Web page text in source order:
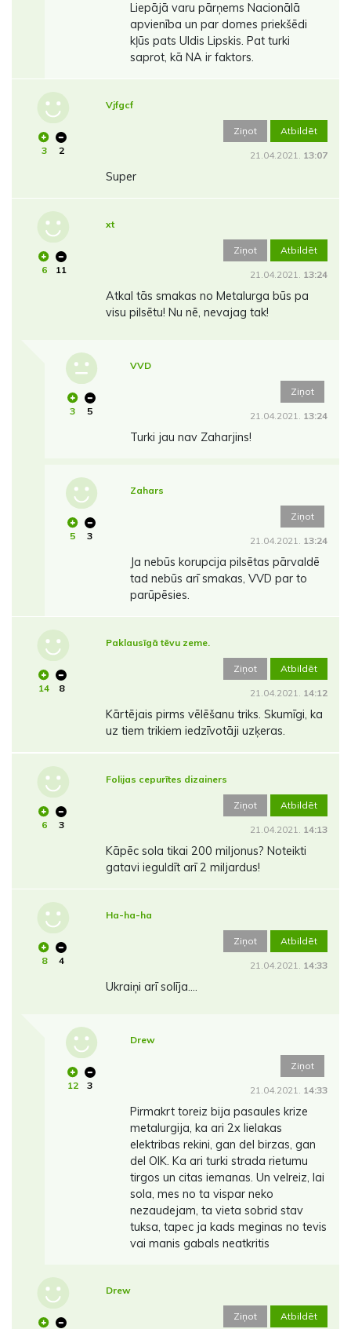
Liepājā varu pārņems Nacionālā
apvienība un par domes priekšēdi
kļūs pats Uldis Lipskis. Pat turki
saprot, kā NA ir faktors.
3 2
Vjfgcf
Ziņot Atbildēt
21.04.2021. 13:07
Super
6 11
xt
Ziņot Atbildēt
21.04.2021. 13:24
Atkal tās smakas no Metalurga būs pa
visu pilsētu! Nu nē, nevajag tak!
3 5
VVD
Ziņot
21.04.2021. 13:24
Turki jau nav Zaharjins!
5 3
Zahars
Ziņot
21.04.2021. 13:24
Ja nebūs korupcija pilsētas pārvaldē
tad nebūs arī smakas, VVD par to
parūpēsies.
14 8
Paklausīgā tēvu zeme.
Ziņot Atbildēt
21.04.2021. 14:12
Kārtējais pirms vēlēšanu triks. Skumīgi, ka
uz tiem trikiem iedzīvotāji uzķeras.
6 3
Folijas cepurītes dizainers
Ziņot Atbildēt
21.04.2021. 14:13
Kāpēc sola tikai 200 miljonus? Noteikti
gatavi ieguldīt arī 2 miljardus!
8 4
Ha-ha-ha
Ziņot Atbildēt
21.04.2021. 14:33
Ukraiņi arī solīja....
12 3
Drew
Ziņot
21.04.2021. 14:33
Pirmakrt toreiz bija pasaules krize
metalurgija, ka ari 2x lielakas
elektribas rekini, gan del birzas, gan
del OIK. Ka ari turki strada rietumu
tirgos un citas iemanas. Un velreiz, lai
sola, mes no ta vispar neko
nezaudejam, ta vieta sobrid stav
tuksa, tapec ja kads meginas no tevis
vai manis gabals neatkritis
Drew
Ziņot Atbildēt